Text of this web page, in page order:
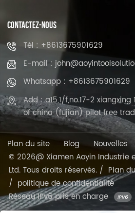
CONTACTEZ-NOUS
Tél : +8613675901629
E-mail :
Whatsapp : +8613675901629
Add : a15,1/f,no.17-2
of china (fujian) pilot free
Plan du site Blog
Nouvelles
© 2026@ Xiamen Aoyin Industrie
Ltd. Tous droits réservés. / Plan
/ politique de confidentialité
Réseau IPv6 pris en charge